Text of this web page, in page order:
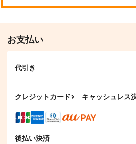
お支払い
代引き
クレジットカード キャッシュレス
後払い決済